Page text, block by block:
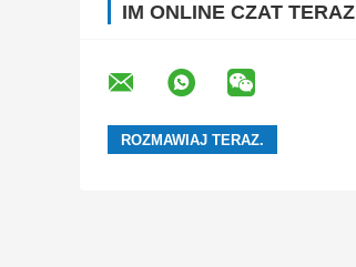
IM ONLINE CZAT TERAZ